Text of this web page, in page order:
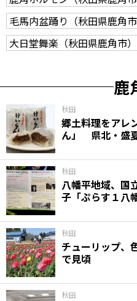
毛馬内盆踊り（秋田県鹿角市
大日堂舞楽（秋田県鹿角市）
鹿
秋田
郷土料理をアレ
ん」 県北・盛
秋田
八幡平地域、
子「ぷらす１八
秋田
チューリップ
で見頃
秋田